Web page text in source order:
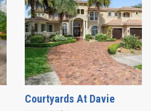
Courtyards At Davie